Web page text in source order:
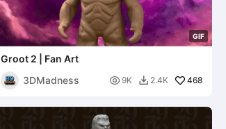
GIF
Groot 2 | Fan Art
3DMadness
 9K  2.4K 468